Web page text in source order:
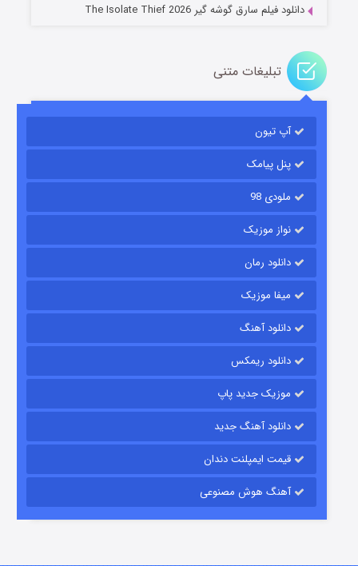
قسمت
دانلود فیلم سارق گوشه گیر The Isolate Thief 2026
تبلیغات متنی
آپ تیون
پنل پیامک
ملودی 98
نواز موزیک
دانلود رمان
میفا موزیک
دانلود آهنگ
دانلود ریمکس
موزیک جدید پاپ
دانلود آهنگ جدید
قیمت ایمپلنت دندان
آهنگ هوش مصنوعی